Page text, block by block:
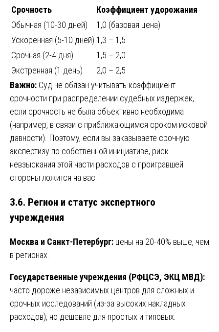
Срочность
Коэффициент удорожания
Обычная (10-30 дней)
1,0 (базовая цена)
Ускоренная (5-10 дней) 1,3 – 1,5
Срочная (2-4 дня)
1,5 – 2,0
Экстренная (1 день)
2,0 – 2,5
Важно: Суд не обязан учитывать коэффициент
срочности при распределении судебных издержек,
если срочность не была объективно необходима
(например, в связи с приближающимся сроком исковой
давности). Поэтому, если вы заказываете срочную
экспертизу по собственной инициативе, риск
невзыскания этой части расходов с проигравшей
стороны ложится на вас.
3.6. Регион и статус экспертного
учреждения
Москва и Санкт-Петербург: цены на 20-40% выше, чем
в регионах.
Государственные учреждения (РФЦСЭ, ЭКЦ МВД):
часто дороже независимых центров для сложных и
срочных исследований (из-за высоких накладных
расходов), но дешевле для простых и типовых.